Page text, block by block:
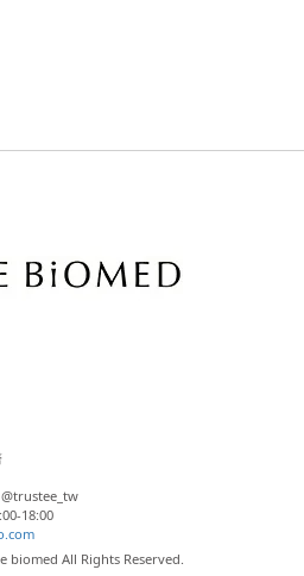
18:00
biomed All Rights Reserved.